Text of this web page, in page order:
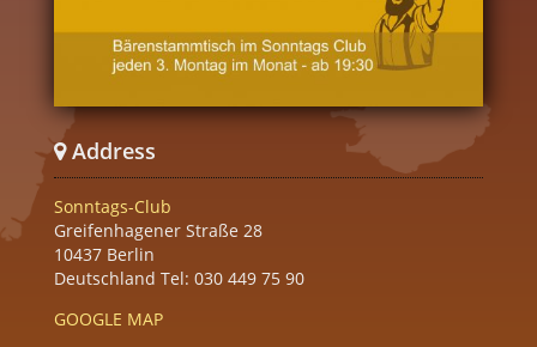
Address
Sonntags-Club
Greifenhagener Straße 28
10437 Berlin
Deutschland Tel: 030 449 75 90
GOOGLE MAP